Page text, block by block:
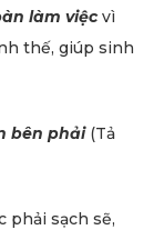
làm việcvì
thế, giúp sinh
bên phải(Tả
phải sạch sẽ,